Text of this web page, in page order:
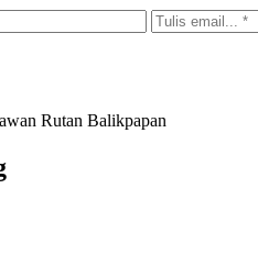
Rutan Balikpapan